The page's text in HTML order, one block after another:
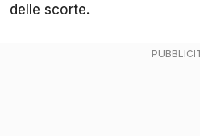
delle scorte.